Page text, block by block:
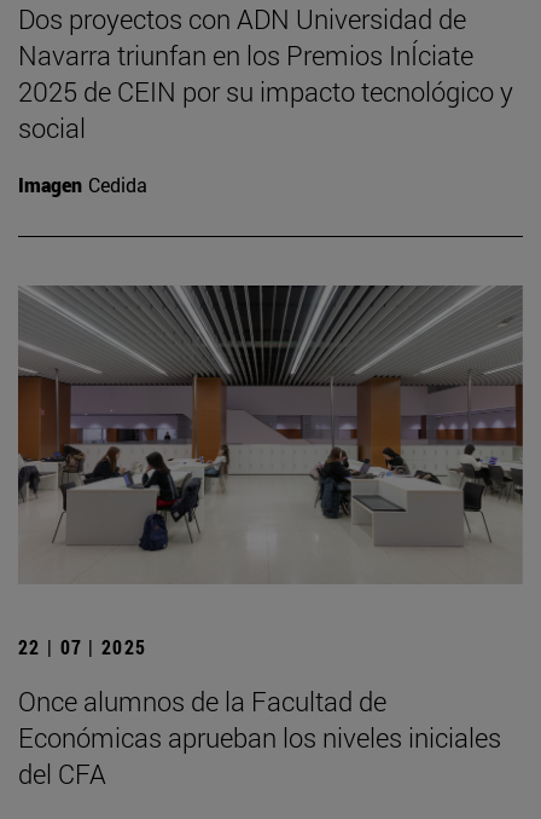
Dos proyectos con ADN Universidad de
Navarra triunfan en los Premios InÍciate
2025 de CEIN por su impacto tecnológico y
social
Imagen Cedida
22 | 07 | 2025
Once alumnos de la Facultad de
Económicas aprueban los niveles iniciales
del CFA